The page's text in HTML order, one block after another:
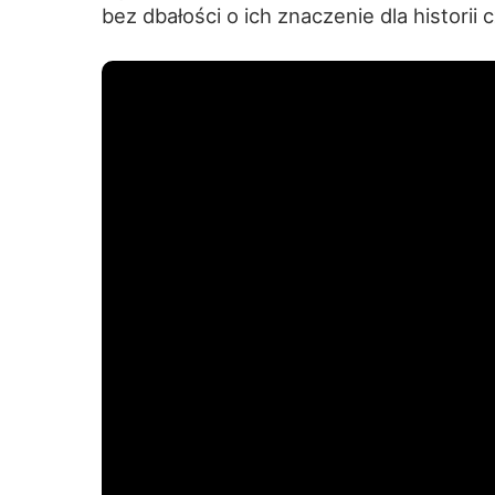
bez dbałości o ich znaczenie dla historii